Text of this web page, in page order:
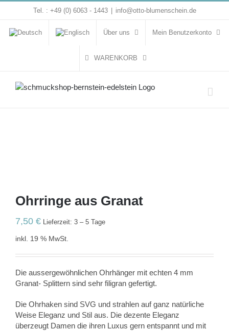
springen
Tel. : +49 (0) 6063 - 1443 info@otto-blumenschein.de
Über uns Mein Benutzerkonto
WARENKORB
Ohrringe aus Granat
7,50 € Lieferzeit: 3 – 5 Tage
inkl. 19 % MwSt.
Die aussergewöhnlichen Ohrhänger mit echten 4 mm
Granat- Splittern sind sehr filigran gefertigt.
Die Ohrhaken sind SVG und strahlen auf ganz natürliche
Weise Eleganz und Stil aus. Die dezente Eleganz
überzeugt Damen die ihren Luxus gern entspannt und mit